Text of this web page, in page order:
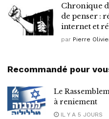
Chronique
de penser :
internet et
par Pierre
Recommandé pour
Le
à reniement
IL Y A 5 JOURS